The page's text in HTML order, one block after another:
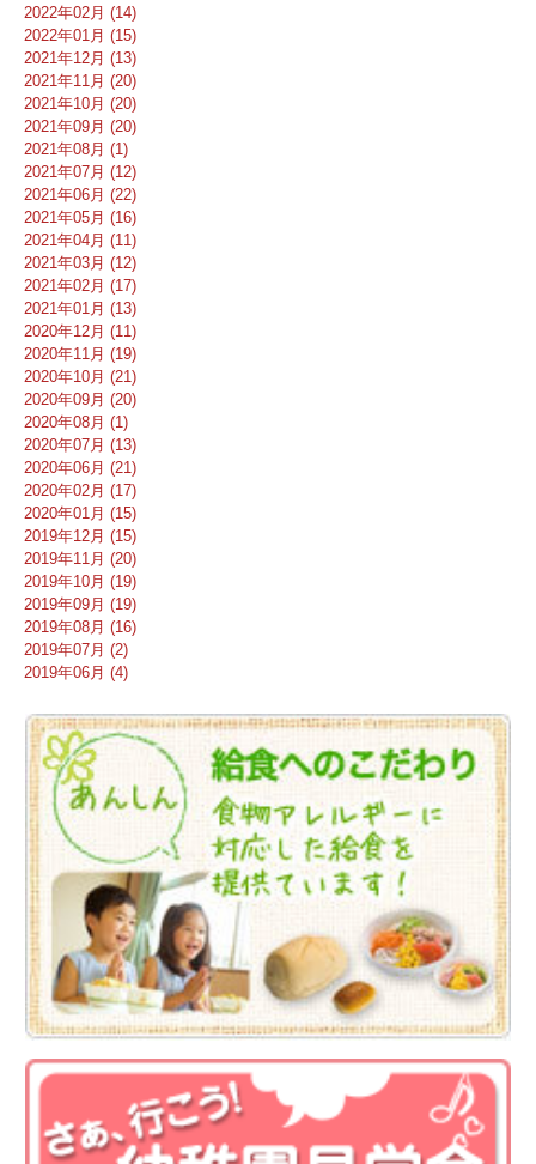
2022年02月 (14)
2022年01月 (15)
2021年12月 (13)
2021年11月 (20)
2021年10月 (20)
2021年09月 (20)
2021年08月 (1)
2021年07月 (12)
2021年06月 (22)
2021年05月 (16)
2021年04月 (11)
2021年03月 (12)
2021年02月 (17)
2021年01月 (13)
2020年12月 (11)
2020年11月 (19)
2020年10月 (21)
2020年09月 (20)
2020年08月 (1)
2020年07月 (13)
2020年06月 (21)
2020年02月 (17)
2020年01月 (15)
2019年12月 (15)
2019年11月 (20)
2019年10月 (19)
2019年09月 (19)
2019年08月 (16)
2019年07月 (2)
2019年06月 (4)